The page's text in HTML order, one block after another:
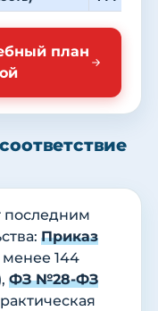
план
последним
Приказ
менее 144
ФЗ №28-ФЗ